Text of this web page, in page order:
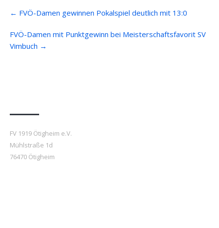
Post
navigation
← FVÖ-Damen gewinnen Pokalspiel deutlich mit 13:0
FVÖ-Damen mit Punktgewinn bei Meisterschaftsfavorit SV
Vimbuch →
FV 1919 Ötigheim e.V.
Mühlstraße 1d
76470 Ötigheim